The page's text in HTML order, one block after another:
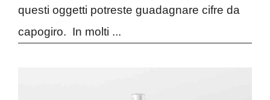
questi oggetti potreste guadagnare cifre da
capogiro. In molti ...